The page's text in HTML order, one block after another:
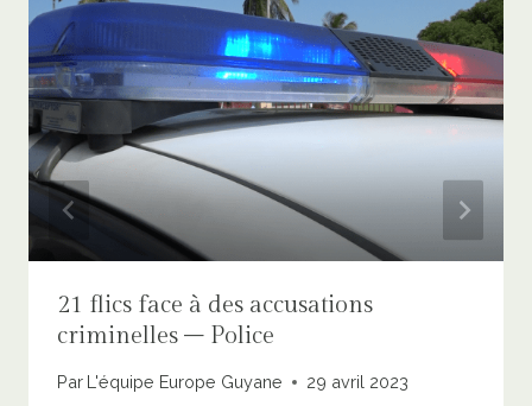
21 flics face à des accusations
criminelles – Police
Par L'équipe Europe Guyane 29 avril 2023